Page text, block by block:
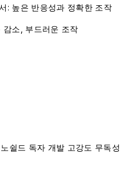
: 높은 반응성과 정확한 조작
감소, 부드러운 조작
쉴드 독자 개발 고강도 무독성